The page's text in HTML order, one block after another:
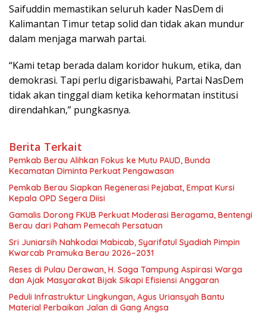
Saifuddin memastikan seluruh kader NasDem di
Kalimantan Timur tetap solid dan tidak akan mundur
dalam menjaga marwah partai.
“Kami tetap berada dalam koridor hukum, etika, dan
demokrasi. Tapi perlu digarisbawahi, Partai NasDem
tidak akan tinggal diam ketika kehormatan institusi
direndahkan,” pungkasnya.
Berita Terkait
Pemkab Berau Alihkan Fokus ke Mutu PAUD, Bunda
Kecamatan Diminta Perkuat Pengawasan
Pemkab Berau Siapkan Regenerasi Pejabat, Empat Kursi
Kepala OPD Segera Diisi
Gamalis Dorong FKUB Perkuat Moderasi Beragama, Bentengi
Berau dari Paham Pemecah Persatuan
Sri Juniarsih Nahkodai Mabicab, Syarifatul Syadiah Pimpin
Kwarcab Pramuka Berau 2026–2031
Reses di Pulau Derawan, H. Saga Tampung Aspirasi Warga
dan Ajak Masyarakat Bijak Sikapi Efisiensi Anggaran
Peduli Infrastruktur Lingkungan, Agus Uriansyah Bantu
Material Perbaikan Jalan di Gang Angsa